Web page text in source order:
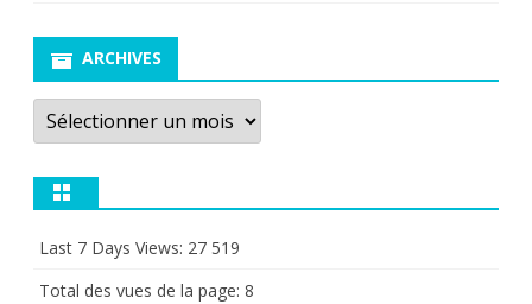
ARCHIVES
Archives
Last 7 Days Views: 27 519
Total des vues de la page: 8